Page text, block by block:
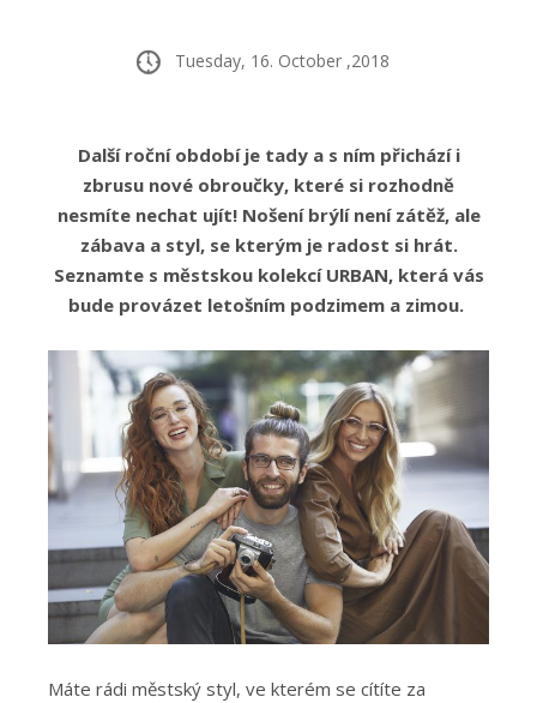
Tuesday, 16. October ,2018
Další roční období je tady a s ním přichází i
zbrusu nové obroučky, které si rozhodně
nesmíte nechat ujít! Nošení brýlí není zátěž, ale
zábava a styl, se kterým je radost si hrát.
Seznamte s městskou kolekcí URBAN, která vás
bude provázet letošním podzimem a zimou.
Máte rádi městský styl, ve kterém se cítíte za